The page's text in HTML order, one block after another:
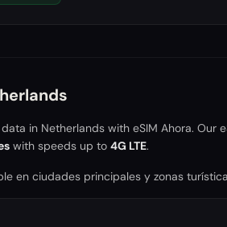
in Netherlands with eSIM Ahora. Our
with speeds up to 4G LTE.
en ciudades principales y zonas